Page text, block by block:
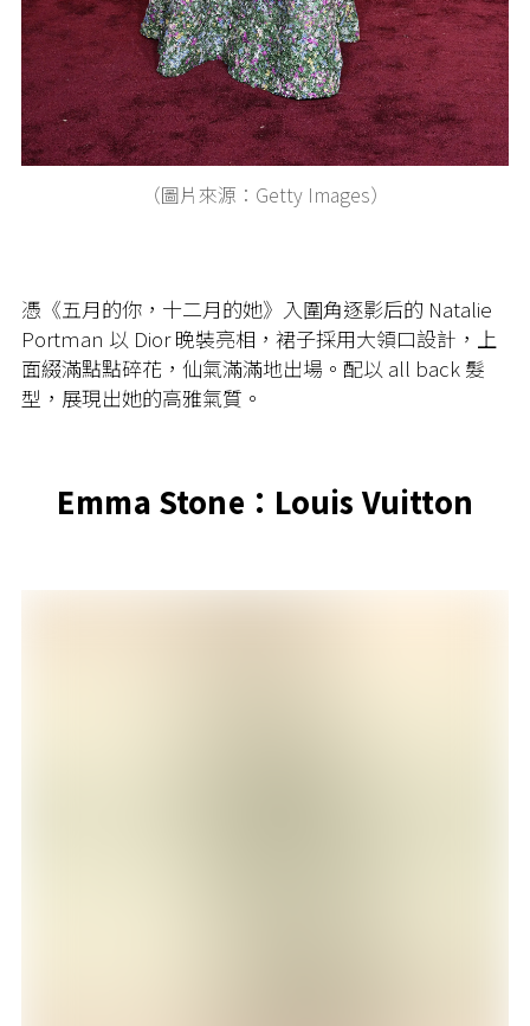
（圖片來源：Getty Images）
憑《五月的你，十二月的她》入圍角逐影后的 Natalie
Portman 以 Dior 晚裝亮相，裙子採用大領口設計，上
面綴滿點點碎花，仙氣滿滿地出場。配以 all back 髮
型，展現出她的高雅氣質。
Emma Stone：Louis Vuitton